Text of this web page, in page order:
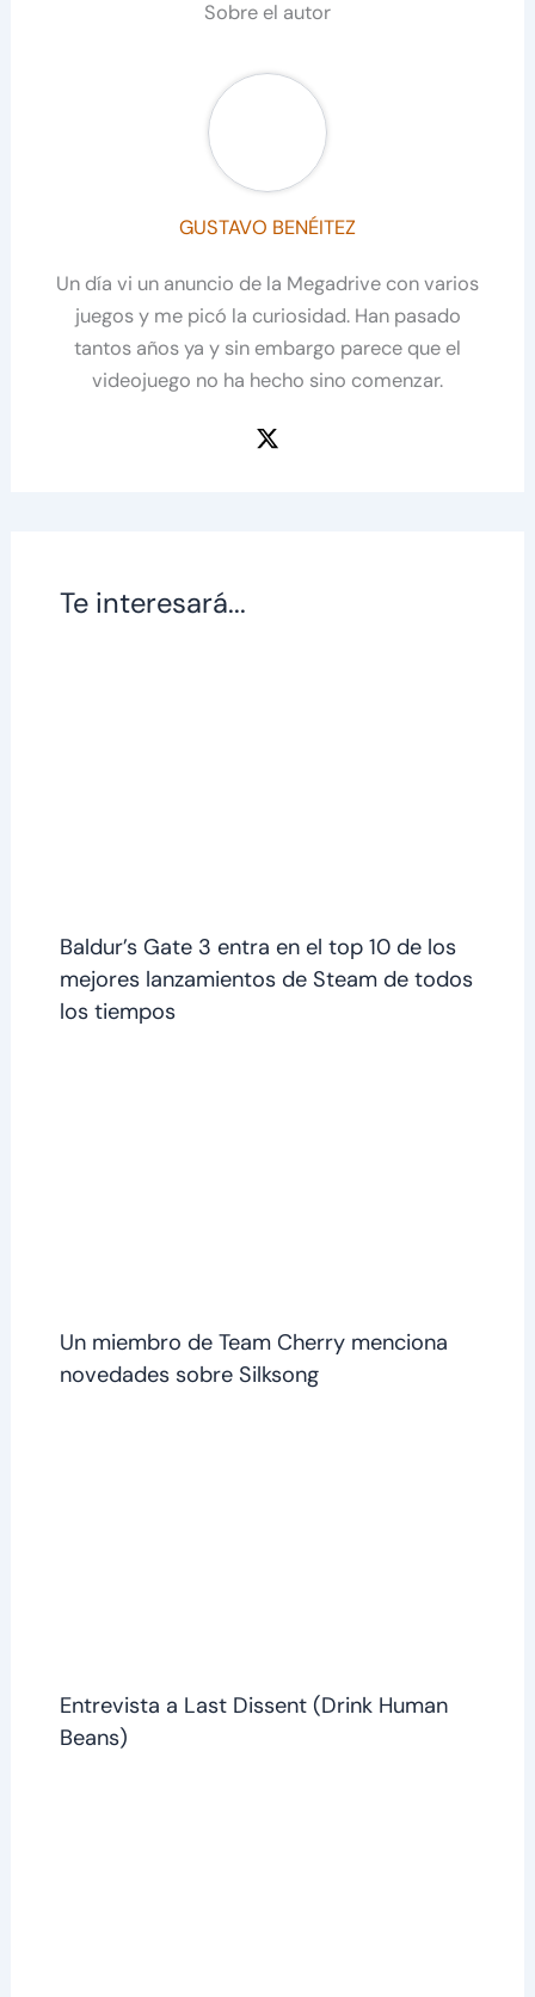
Sobre el autor
GUSTAVO BENÉITEZ
Un día vi un anuncio de la Megadrive con varios
juegos y me picó la curiosidad. Han pasado
tantos años ya y sin embargo parece que el
videojuego no ha hecho sino comenzar.
Te interesará...
Baldur’s Gate 3 entra en el top 10 de los
mejores lanzamientos de Steam de todos
los tiempos
Un miembro de Team Cherry menciona
novedades sobre Silksong
Entrevista a Last Dissent (Drink Human
Beans)